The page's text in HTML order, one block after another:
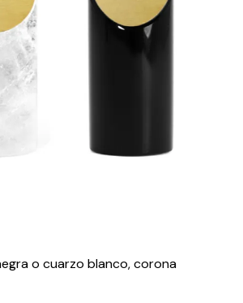
o cuarzo blanco, corona